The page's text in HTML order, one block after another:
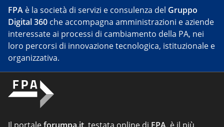
FPA è la società di servizi e consulenza del Gruppo
Digital 360 che accompagna amministrazioni e aziende
interessate ai processi di cambiamento della PA, nei
loro percorsi di innovazione tecnologica, istituzionale e
organizzativa.